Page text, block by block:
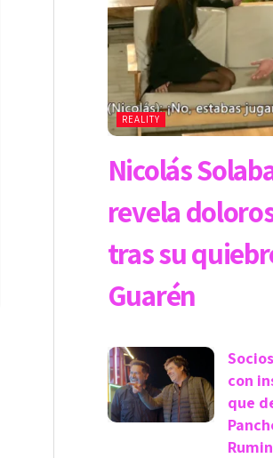
REALITY
Nicolás
revela
tras su
Guarén
con
que